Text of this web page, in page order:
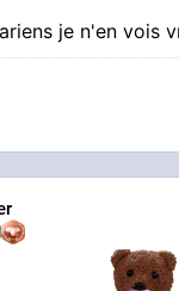
je n'en vois